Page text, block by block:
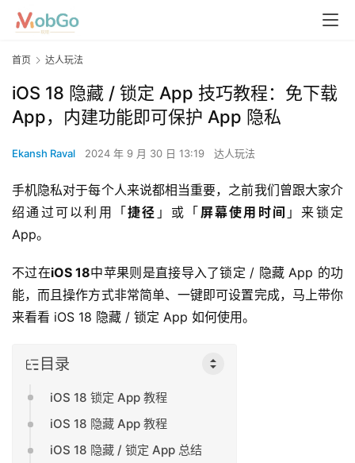
首页 达人玩法
iOS 18 隐藏 / 锁定 App 技巧教程：免下载
App，内建功能即可保护 App 隐私
Ekansh Raval 2024 年 9 月 30 日 13:19 达人玩法
手机隐私对于每个人来说都相当重要，之前我们曾跟大家介
绍通过可以利用「捷径 」或「 屏幕使用时间 」来锁定
App。
不过在iOS 18中苹果则是直接导入了锁定 / 隐藏 App 的功
能，而且操作方式非常简单、一键即可设置完成，马上带你
来看看 iOS 18 隐藏 / 锁定 App 如何使用。
目录
iOS 18 锁定 App 教程
iOS 18 隐藏 App 教程
iOS 18 隐藏 / 锁定 App 总结